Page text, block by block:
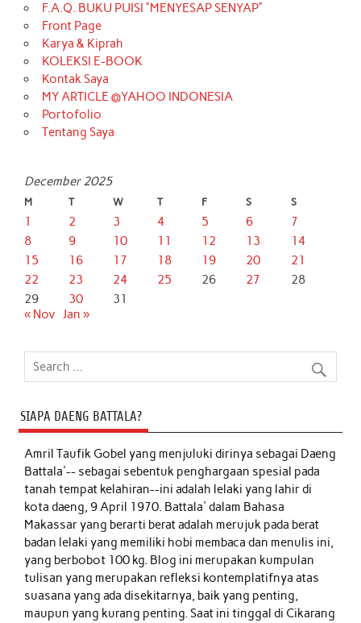
F.A.Q. BUKU PUISI “MENYESAP SENYAP”
Front Page
Karya & Kiprah
KOLEKSI E-BOOK
Kontak Saya
MY ARTICLE @YAHOO INDONESIA
Portofolio
Tentang Saya
December 2025
M T W T F S S
1 2 3 4 5 6
7
8
9 10 11 12 13
14
15
16 17 18 19 20
21
22
23 24 25 26 27
28
29
30
31
« Nov Jan »
SIAPA DAENG BATTALA?
Amril Taufik Gobelyang menjuluki dirinya sebagai Daeng
Battala'-- sebagai sebentuk penghargaan spesial pada
tanah tempat kelahiran--ini adalah lelaki yang lahir di
kota daeng, 9 April 1970. Battala' dalam Bahasa
Makassar yang berarti berat adalah merujuk pada berat
badan lelaki yang memiliki hobi membaca dan menulis ini,
yang berbobot 100 kg. Blog ini merupakan kumpulan
tulisan yang merupakan refleksi kontemplatifnya atas
suasana yang ada disekitarnya, baik yang penting,
maupun yang kurang penting. Saat ini tinggal di Cikarang